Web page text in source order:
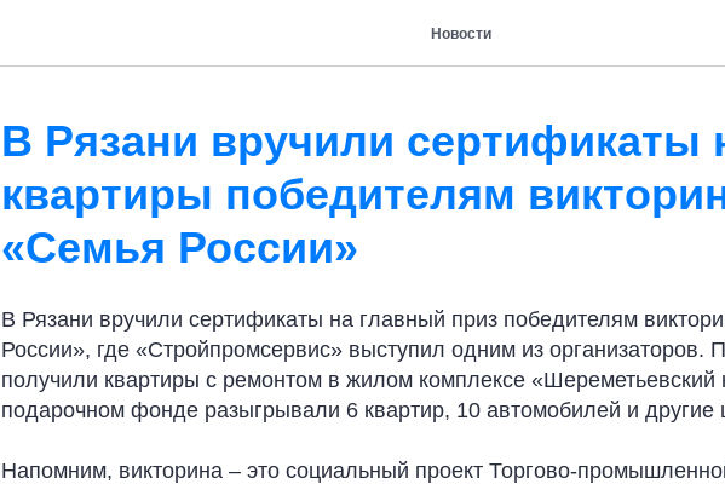
Новости
В Рязани вручили сертификаты
квартиры победителям
«Семья России»
В Рязани вручили сертификаты на главный приз победителям
России», где «Стройпромсервис» выступил одним из организаторов.
получили квартиры с ремонтом в жилом комплексе «Шереметьевский
подарочном фонде разыгрывали 6 квартир, 10 автомобилей и другие
Напомним, викторина – это социальный проект Торгово-